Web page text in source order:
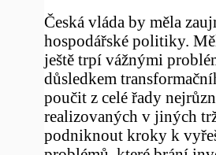
Česká vláda by měla
hospodářské politiky.
ještě trpí vážnými
důsledkem
poučit z celé řady
realizovaných v jiných
podniknout kroky k